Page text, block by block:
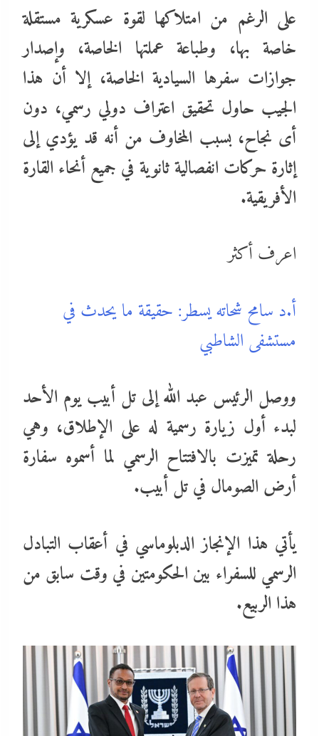
على الرغم من امتلاكها لقوة عسكرية مستقلة
خاصة بها، وطباعة عملتها الخاصة، وإصدار
جوازات سفرها السيادية الخاصة، إلا أن هذا
الجيب حاول تحقيق اعتراف دولي رسمي، دون
أى نجاح، بسبب المخاوف من أنه قد يؤدي إلى
إثارة حركات انفصالية ثانوية في جميع أنحاء القارة
الأفريقية.
اعرف أكثر
أ.د سامح شحاته يسطر: حقيقة ما يحدث في
مستشفى الشاطبي
ووصل الرئيس عبد الله إلى تل أبيب يوم الأحد
لبدء أول زيارة رسمية له على الإطلاق، وهي
رحلة تميزت بالافتتاح الرسمي لما أسموه سفارة
أرض الصومال في تل أبيب.
يأتي هذا الإنجاز الدبلوماسي في أعقاب التبادل
الرسمي للسفراء بين الحكومتين في وقت سابق من
هذا الربيع.